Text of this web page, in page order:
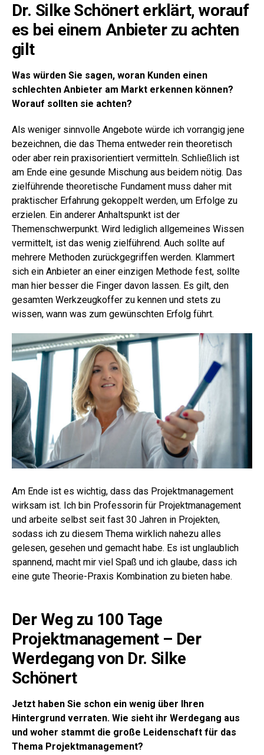
Dr. Silke Schönert erklärt, worauf
es bei einem Anbieter zu achten
gilt
Was würden Sie sagen, woran Kunden einen
schlechten Anbieter am Markt erkennen können?
Worauf sollten sie achten?
Als weniger sinnvolle Angebote würde ich vorrangig jene
bezeichnen, die das Thema entweder rein theoretisch
oder aber rein praxisorientiert vermitteln. Schließlich ist
am Ende eine gesunde Mischung aus beidem nötig. Das
zielführende theoretische Fundament muss daher mit
praktischer Erfahrung gekoppelt werden, um Erfolge zu
erzielen. Ein anderer Anhaltspunkt ist der
Themenschwerpunkt. Wird lediglich allgemeines Wissen
vermittelt, ist das wenig zielführend. Auch sollte auf
mehrere Methoden zurückgegriffen werden. Klammert
sich ein Anbieter an einer einzigen Methode fest, sollte
man hier besser die Finger davon lassen. Es gilt, den
gesamten Werkzeugkoffer zu kennen und stets zu
wissen, wann was zum gewünschten Erfolg führt.
Am Ende ist es wichtig, dass das Projektmanagement
wirksam ist. Ich bin Professorin für Projektmanagement
und arbeite selbst seit fast 30 Jahren in Projekten,
sodass ich zu diesem Thema wirklich nahezu alles
gelesen, gesehen und gemacht habe. Es ist unglaublich
spannend, macht mir viel Spaß und ich glaube, dass ich
eine gute Theorie-Praxis Kombination zu bieten habe.
Der Weg zu 100 Tage
Projektmanagement – Der
Werdegang von Dr. Silke
Schönert
Jetzt haben Sie schon ein wenig über Ihren
Hintergrund verraten. Wie sieht ihr Werdegang aus
und woher stammt die große Leidenschaft für das
Thema Projektmanagement?